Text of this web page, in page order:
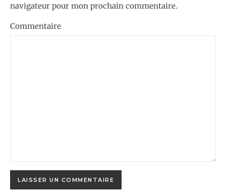
navigateur pour mon prochain commentaire.
Commentaire